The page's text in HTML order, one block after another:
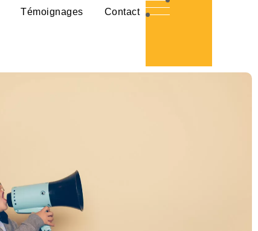
Témoignages Contact